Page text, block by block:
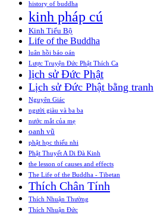
history of buddha
kinh pháp cú
Kinh Tiểu Bộ
Life of the Buddha
luân hồi báo oán
Lược Truyện Đức Phật Thích Ca
lịch sử Đức Phật
Lịch sử Đức Phật bằng tranh
Nguyên Giác
người giàu và ba ba
nước mắt của mẹ
oanh vũ
phật học thiếu nhi
Phật Thuyết A Di Đà Kinh
the lesson of causes and effects
The Life of the Buddha - Tibetan
Thích Chân Tính
Thích Nhuận Thường
Thích Nhuận Đức